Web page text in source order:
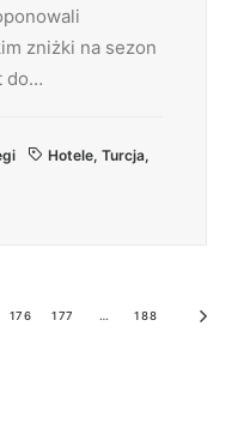
zniżki na sezon
do…
Hotele, Turcja,
176 177 … 188